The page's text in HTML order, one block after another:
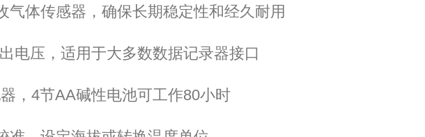
气体传感器，确保长期稳定性和经久耐用
电压，适用于大多数数据记录器接口
， 4节AA碱性电池可工作80小时